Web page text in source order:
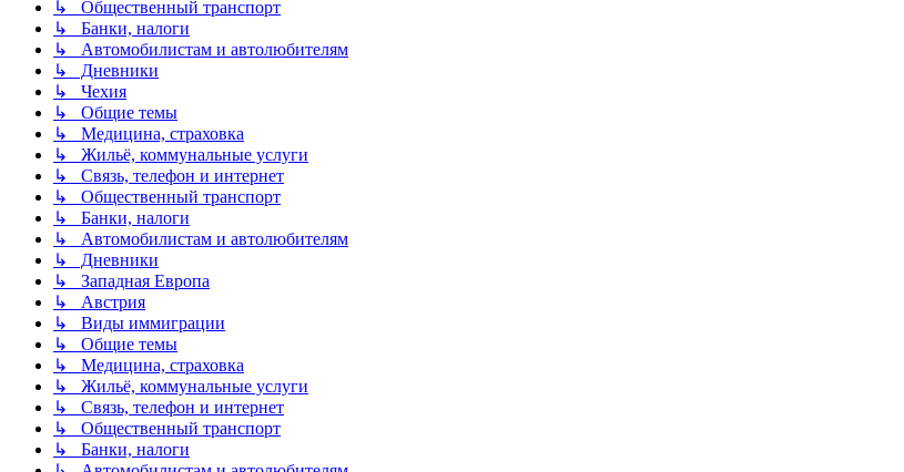
↳ Общественный транспорт
↳ Банки, налоги
↳ Автомобилистам и автолюбителям
↳ Дневники
↳ Чехия
↳ Общие темы
↳ Медицина, страховка
↳ Жильё, коммунальные услуги
↳ Связь, телефон и интернет
↳ Общественный транспорт
↳ Банки, налоги
↳ Автомобилистам и автолюбителям
↳ Дневники
↳ Западная Европа
↳ Австрия
↳ Виды иммиграции
↳ Общие темы
↳ Медицина, страховка
↳ Жильё, коммунальные услуги
↳ Связь, телефон и интернет
↳ Общественный транспорт
↳ Банки, налоги